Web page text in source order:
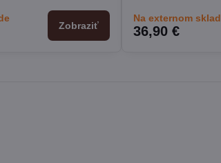
Zobraziť
Na externom
36,90 €